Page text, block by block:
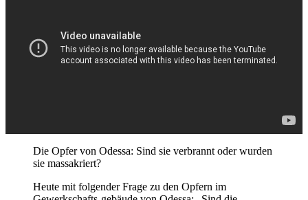
Die Opfer von Odessa: Sind sie verbrannt oder wurden
sie massakriert?
Heute mit folgender Frage zu den Opfern im